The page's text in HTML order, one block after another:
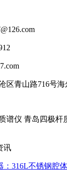
青山路716号海
谱仪 青岛四极杆
讯
：316L不锈钢腔